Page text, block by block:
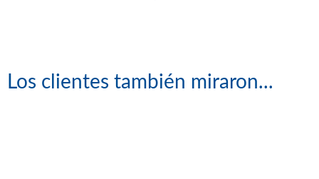
Los clientes también miraron...